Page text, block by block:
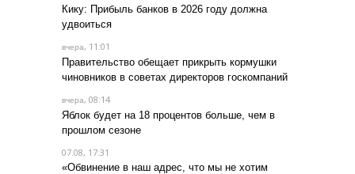
Кику: Прибыль банков в 2026 году должна
удвоиться
вчера, 11:01
Правительство обещает прикрыть кормушки
чиновников в советах директоров госкомпаний
вчера, 08:14
Яблок будет на 18 процентов больше, чем в
прошлом сезоне
07.08, 17:31
«Обвинение в наш адрес, что мы не хотим